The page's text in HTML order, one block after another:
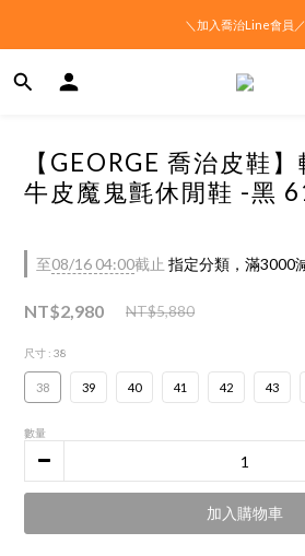
＼加入喬治Line會員／
【GEORGE 喬治皮鞋
牛皮魔鬼氈休閒鞋 -黑
至08/16 04:00截止 指定分類，滿3000
NT$2,980 NT$5,880
尺寸 : 38
38 39 40 41 42 43
數量
加入購物車